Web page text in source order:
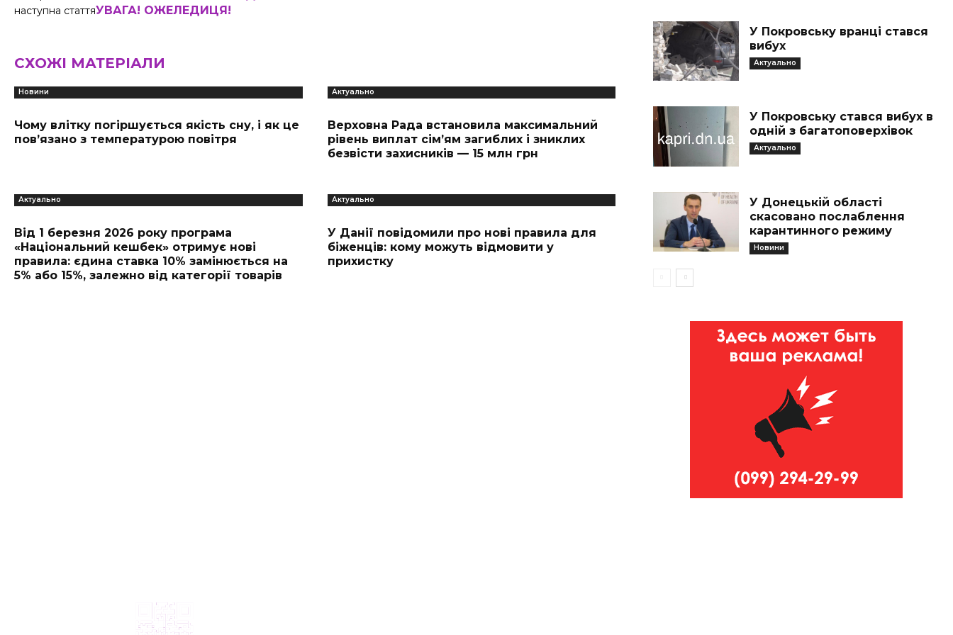
наступна статтяУВАГА! ОЖЕЛЕДИЦЯ!
СХОЖІ МАТЕРІАЛИ
Новини
Чому влітку погіршується якість сну, і як це
пов’язано з температурою повітря
Актуально
Верховна Рада встановила максимальний
рівень виплат сім’ям загиблих і зниклих
безвісти захисників — 15 млн грн
Актуально
Від 1 березня 2026 року програма
«Національний кешбек» отримує нові
правила: єдина ставка 10% замінюється на
5% або 15%, залежно від категорії товарів
Актуально
У Данії повідомили про нові правила для
біженців: кому можуть відмовити у
прихистку
У Покровську вранці стався
вибух
Актуально
У Покровську стався вибух в
одній з багатоповерхівок
Актуально
У Донецькій області
скасовано послаблення
карантинного режиму
Новини